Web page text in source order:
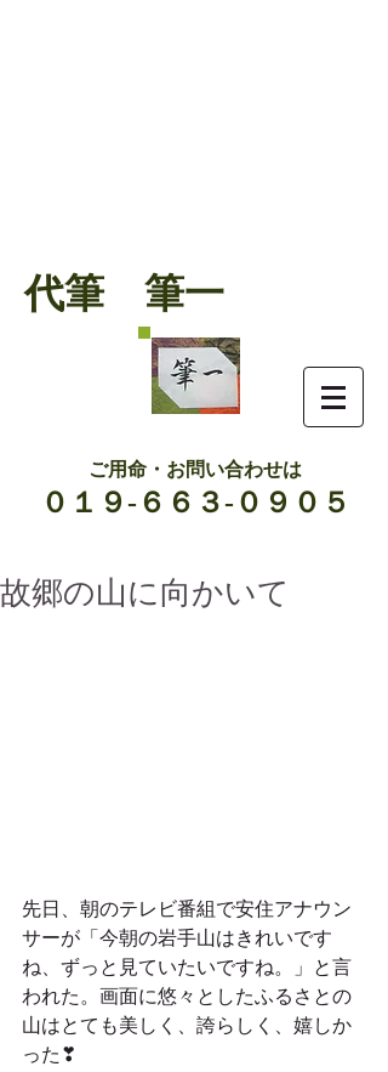
代筆 筆一
ご用命・お問い合わせは
０１９-６６３-０９０５
故郷の山に向かいて
先日、朝のテレビ番組で安住アナウン
サーが「今朝の岩手山はきれいです
ね、ずっと見ていたいですね。」と言
われた。画面に悠々としたふるさとの
山はとても美しく、誇らしく、嬉しか
った❣